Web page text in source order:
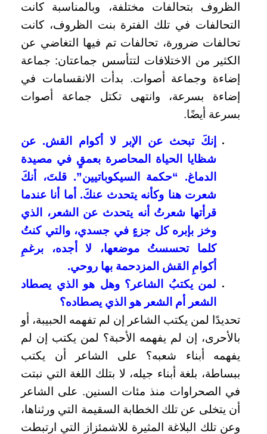
الظروف بتحالفات مختلفة، وبالمناسبة كانت
التحالفات في تلك الفترة بنت الظروف، كانت
تحالفات ضرورة، تحالفات تم فيها التغاضي عن
الكثير من الاختلافات لتتأسس جماعتان: جماعة
إضاءة وجماعة أصوات. بدأت الانقسامات في
إضاءة بسرعة، وانتهى تكتل جماعة أصوات
بسرعة أيضًا.
إنكَ تبحث عن الإبر لا أكوام القش. عن
شظايا الحياة المحاصرة بعمقٍ في مصيدة
الدماغ. “حكمة السيكوباتيين”. قلتَ، أنكَ
شعرت هنا وكأنه يتحدث عنكَ. أما أنا عندما
قرأتها شعرتُ أنه يتحدث عن الشعر، الذي
وخز بإبره كل جزءٍ في جسدي، والتي كنتُ
كلما تحسستُ موضعها، لا أجده، برغمِ
أكوامِ القش المزدحمة بها روحي.
لمن يكتبُ الشاعر؟ وهل هو الذي يصطاد
الشعر أم الشعر هو الذي يصطاده؟
تحديدًا لمن يكتب الشاعر إن لم تفهمه الحبيبة، أو
بالأحرى، إن لم يفهمه الأحبة؟ لمن يكتب إن لم
يفهمه أبناء شعبه؟ على الشاعر أن يكتب
ببساطة، بلغة أبناء جيله، لا بتلك اللغة التي نبتت
في الصحراوات منذ مئات السنين. على الشاعر
أن يتخلى عن تلك الخطابة السقيمة التي ورثناها،
وعن تلك البلاغة المثيرة للاشمئزاز التي ارتبطت